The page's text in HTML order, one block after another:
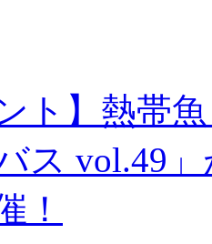
ト】熱帯
ス vol.49
！